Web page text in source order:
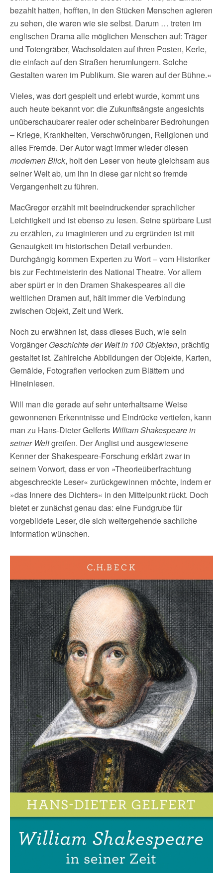
bezahlt hatten, hofften, in den Stücken Menschen agieren
zu sehen, die waren wie sie selbst. Darum … treten im
englischen Drama alle möglichen Menschen auf: Träger
und Totengräber, Wachsoldaten auf ihren Posten, Kerle,
die einfach auf den Straßen herumlungern. Solche
Gestalten waren im Publikum. Sie waren auf der Bühne.«
Vieles, was dort gespielt und erlebt wurde, kommt uns
auch heute bekannt vor: die Zukunftsängste angesichts
unüberschaubarer realer oder scheinbarer Bedrohungen
– Kriege, Krankheiten, Verschwörungen, Religionen und
alles Fremde. Der Autor wagt immer wieder diesen
modernen Blick, holt den Leser von heute gleichsam aus
seiner Welt ab, um ihn in diese gar nicht so fremde
Vergangenheit zu führen.
MacGregor erzählt mit beeindruckender sprachlicher
Leichtigkeit und ist ebenso zu lesen. Seine spürbare Lust
zu erzählen, zu imaginieren und zu ergründen ist mit
Genauigkeit im historischen Detail verbunden.
Durchgängig kommen Experten zu Wort – vom Historiker
bis zur Fechtmeisterin des National Theatre. Vor allem
aber spürt er in den Dramen Shakespeares all die
weltlichen Dramen auf, hält immer die Verbindung
zwischen Objekt, Zeit und Werk.
Noch zu erwähnen ist, dass dieses Buch, wie sein
Vorgänger Geschichte der Welt in 100 Objekten, prächtig
gestaltet ist. Zahlreiche Abbildungen der Objekte, Karten,
Gemälde, Fotografien verlocken zum Blättern und
Hineinlesen.
Will man die gerade auf sehr unterhaltsame Weise
gewonnenen Erkenntnisse und Eindrücke vertiefen, kann
man zu Hans-Dieter Gelferts William Shakespeare in
seiner Weltgreifen. Der Anglist und ausgewiesene
Kenner der Shakespeare-Forschung erklärt zwar in
seinem Vorwort, dass er von »Theorieüberfrachtung
abgeschreckte Leser« zurückgewinnen möchte, indem er
»das Innere des Dichters« in den Mittelpunkt rückt. Doch
bietet er zunächst genau das: eine Fundgrube für
vorgebildete Leser, die sich weitergehende sachliche
Information wünschen.